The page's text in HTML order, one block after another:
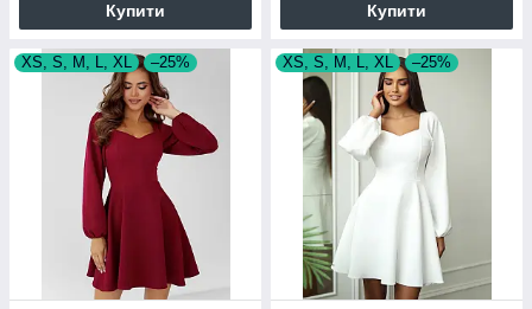
Купити Купити
XS, S, M, L, XL –25% XS, S, M, L, XL –25%